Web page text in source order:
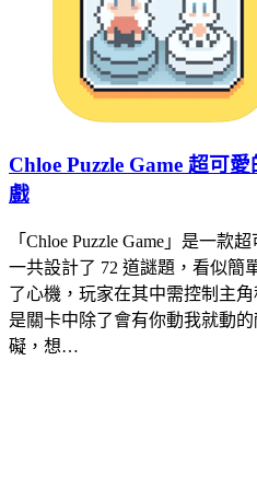
Chloe Puzzle Game 超可
戲
「Chloe Puzzle Game」是一款
一共設計了 72 道謎題，看似簡
了心機，玩家在其中需控制主
是關卡中除了會有你動我就動
礙，想…